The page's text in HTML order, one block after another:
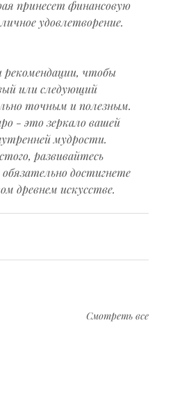
принесет финансовую
удовлетворение.
рекомендации, чтобы
или следующий
точным и полезным.
- это зеркало вашей
мудрости.
развивайтесь
достигнете
древнем искусстве.
Смотреть все